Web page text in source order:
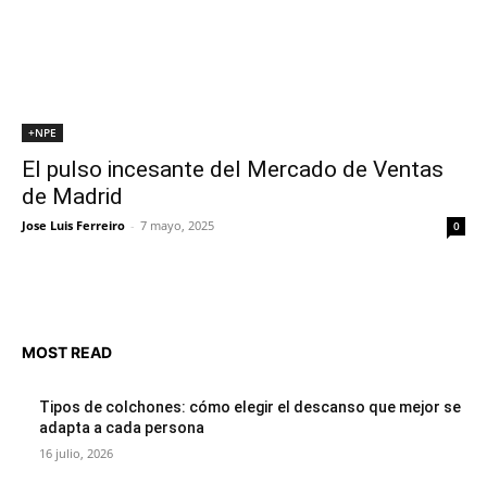
+NPE
El pulso incesante del Mercado de Ventas
de Madrid
Jose Luis Ferreiro - 7 mayo, 2025 0
MOST READ
Tipos de colchones: cómo elegir el descanso que mejor se
adapta a cada persona
16 julio, 2026